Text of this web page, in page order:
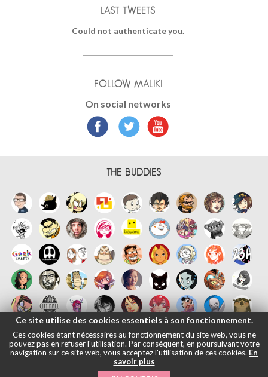
LAST TWEETS
Could not authenticate you.
FOLLOW MALIKI
On social networks
THE BUDDIES
日本語|Legals informations
Ce site utilise des cookies essentiels à son fonctionnement.
Ces cookies étant nécessaires au fonctionnement du site web, vous ne
pouvez pas en refuser l'utilisation. Par conséquent, en poursuivant votre
navigation sur ce site web, vous acceptez l'utilisation de ces cookies. En
savoir plus